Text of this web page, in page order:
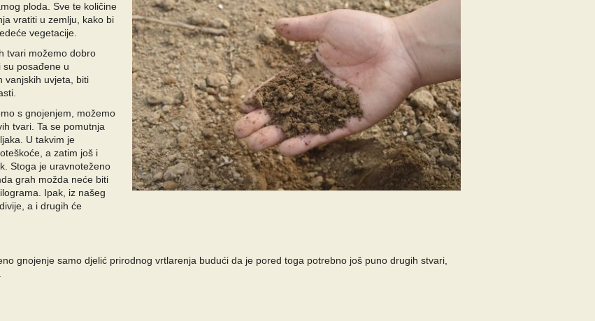
ploda. Sve te količine
vratiti u zemlju, kako bi
vegetacije.
tvari možemo dobro
su posađene u
vanjskih uvjeta, biti
s gnojenjem, možemo
tvari. Ta se pomutnja
U takvim je
a zatim još i
Stoga je uravnoteženo
grah možda neće biti
Ipak, iz našeg
a i drugih će
gnojenje samo djelić prirodnog vrtlarenja budući da je pored toga potrebno još puno drugih stvari,